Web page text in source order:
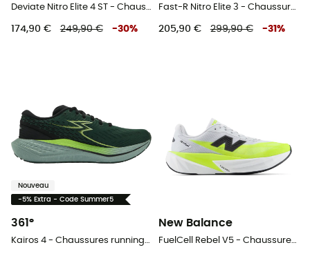
Deviate Nitro Elite 4 ST - Chaussures running homme
174,90 € 249,90 € -30%
Fast-R Nitro Elite 3 - Chaussures running homme
205,90 € 299,90 € -31 %
Nouveau
-5% Extra - Code Summer5
361°
Kairos 4 - Chaussures running homme
New Balance
FuelCell Rebel V5 - Chaussures running homme